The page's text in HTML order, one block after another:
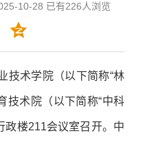
10-28 已有226 人浏览
技术学院（以下简称“林
技术院（以下简称“中科
政楼211会议室召开。中